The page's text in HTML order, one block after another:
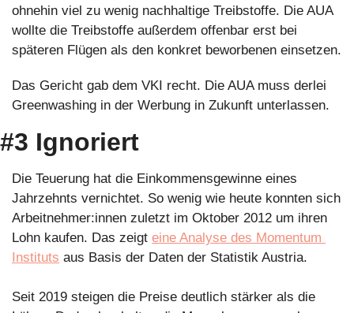
ohnehin viel zu wenig nachhaltige Treibstoffe. Die AUA
wollte die Treibstoffe außerdem offenbar erst bei
späteren Flügen als den konkret beworbenen einsetzen.
Das Gericht gab dem VKI recht. Die AUA muss derlei
Greenwashing in der Werbung in Zukunft unterlassen.
#3 Ignoriert
Die Teuerung hat die Einkommensgewinne eines
Jahrzehnts vernichtet. So wenig wie heute konnten sich
Arbeitnehmer:innen zuletzt im Oktober 2012 um ihren
Lohn kaufen. Das zeigt eine Analyse des Momentum
Instituts aus Basis der Daten der Statistik Austria.
Seit 2019 steigen die Preise deutlich stärker als die